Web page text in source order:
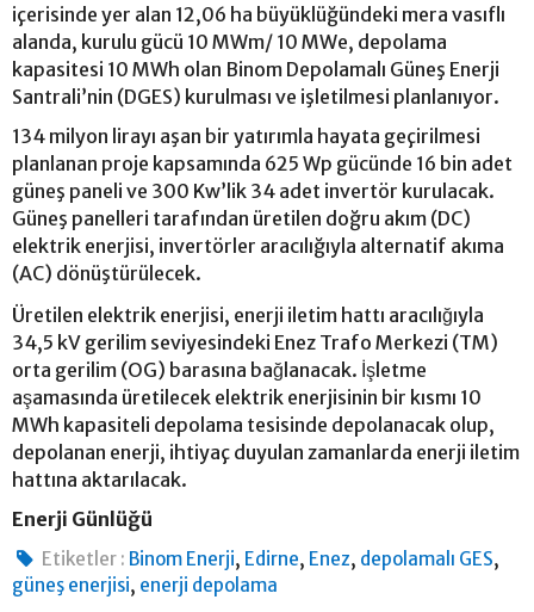
içerisinde yer alan 12,06 ha büyüklüğündeki mera vasıflı
alanda, kurulu gücü 10 MWm/ 10 MWe, depolama
kapasitesi 10 MWh olan Binom Depolamalı Güneş Enerji
Santrali’nin (DGES) kurulması ve işletilmesi planlanıyor.
134 milyon lirayı aşan bir yatırımla hayata geçirilmesi
planlanan proje kapsamında 625 Wp gücünde 16 bin adet
güneş paneli ve 300 Kw’lik 34 adet invertör kurulacak.
Güneş panelleri tarafından üretilen doğru akım (DC)
elektrik enerjisi, invertörler aracılığıyla alternatif akıma
(AC) dönüştürülecek.
Üretilen elektrik enerjisi, enerji iletim hattı aracılığıyla
34,5 kV gerilim seviyesindeki Enez Trafo Merkezi (TM)
orta gerilim (OG) barasına bağlanacak. İşletme
aşamasında üretilecek elektrik enerjisinin bir kısmı 10
MWh kapasiteli depolama tesisinde depolanacak olup,
depolanan enerji, ihtiyaç duyulan zamanlarda enerji iletim
hattına aktarılacak.
Enerji Günlüğü
Etiketler : Binom Enerji, Edirne, Enez, depolamalı GES,
güneş enerjisi, enerji depolama